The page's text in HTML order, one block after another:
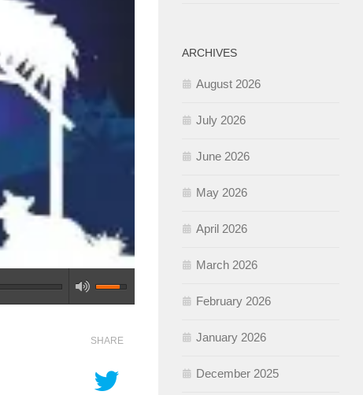
SHARE
ARCHIVES
August 2026
July 2026
June 2026
May 2026
April 2026
March 2026
February 2026
January 2026
December 2025